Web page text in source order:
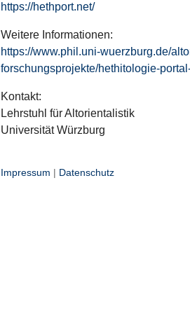
https://hethport.net/
Weitere Informationen:
https://www.phil.uni-wuerzburg.de/
forschungsprojekte/hethitologie-
Kontakt:
Lehrstuhl für Altorientalistik
Universität Würzburg
Impressum | Datenschutz